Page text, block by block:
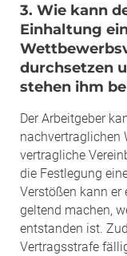
3. Wie kann
Einhaltung
durchsetzen
stehen ihm
Der Arbeitgeber
nachvertraglichen
vertragliche
die Festlegung
Verstößen kann er
geltend machen,
entstanden ist.
Vertragsstrafe